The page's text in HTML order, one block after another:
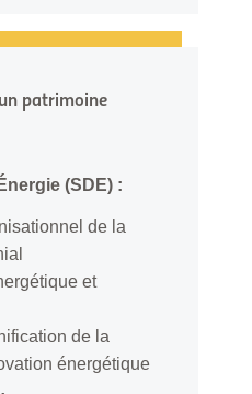
patrimoine
(SDE) :
de la
et
de la
énergétique